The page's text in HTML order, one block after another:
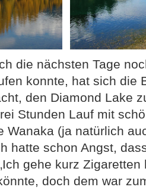
die nächsten Tage
konnte, hat sich die
den Diamond Lake
Stunden Lauf mit
Wanaka (ja natürlich
hatte schon Angst,
gehe kurz Zigaretten
doch dem war